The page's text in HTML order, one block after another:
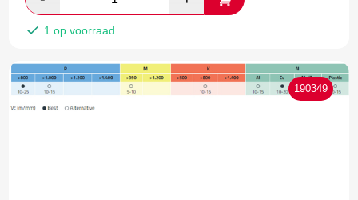
1 op voorraad
190349